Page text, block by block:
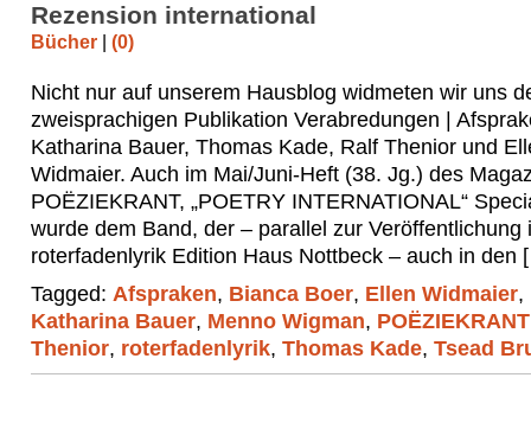
Rezension international
Bücher | (0)
Nicht nur auf unserem Hausblog widmeten wir uns
zweisprachigen Publikation Verabredungen |
Katharina Bauer, Thomas Kade, Ralf Thenior und
Widmaier. Auch im Mai/Juni-Heft (38. Jg.) des
POËZIEKRANT, „POETRY INTERNATIONAL“
wurde dem Band, der – parallel zur Veröffentlichung
roterfadenlyrik Edition Haus Nottbeck – auch in den
Tagged: Afspraken, Bianca Boer, Ellen Widmaier,
Katharina Bauer, Menno Wigman, POËZIEKRANT
Thenior, roterfadenlyrik, Thomas Kade, Tsead